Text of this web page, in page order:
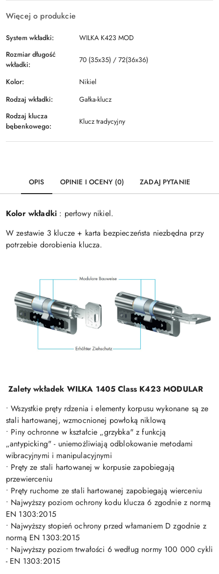
Więcej o produkcie
System wkładki:
WILKA K423 MOD
Rozmiar długość
wkładki:
70 (35x35) / 72(36x36)
Kolor:
Nikiel
Rodzaj wkładki:
Gałka-klucz
Rodzaj klucza
bębenkowego:
Klucz tradycyjny
OPIS OPINIE I OCENY (0) ZADAJ PYTANIE
Kolor wkładki : perłowy nikiel.
W zestawie 3 klucze + karta bezpieczeństa niezbędna przy
potrzebie dorobienia klucza.
Zalety wkładek WILKA 1405 Class K423 MODULAR
• Wszystkie pręty rdzenia i elementy korpusu wykonane są ze
stali hartowanej, wzmocnionej powłoką niklową
• Piny ochronne w kształcie „grzybka" z funkcją
„antypicking" - uniemożliwiają odblokowanie metodami
wibracyjnymi i manipulacyjnymi
• Pręty ze stali hartowanej w korpusie zapobiegają
przewierceniu
• Pręty ruchome ze stali hartowanej zapobiegają wierceniu
• Najwyższy poziom ochrony kodu klucza 6 zgodnie z normą
EN 1303:2015
• Najwyższy stopień ochrony przed włamaniem D zgodnie z
normą EN 1303:2015
• Najwyższy poziom trwałości 6 według normy 100 000 cykli
- EN 1303:2015